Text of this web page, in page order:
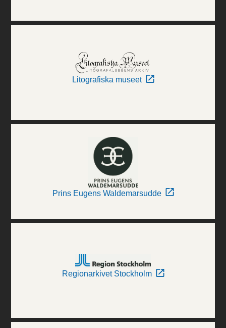
Litografiska museet
Prins Eugens Waldemarsudde
Regionarkivet Stockholm